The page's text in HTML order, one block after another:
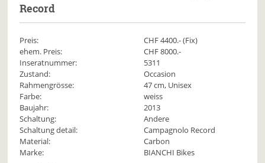
Record
Preis: CHF4400.- (Fix)
ehem. Preis:
CHF 8000.-
Inseratnummer:
5311
Zustand:
Occasion
Rahmengrösse:
47 cm, Unisex
Farbe:
weiss
Baujahr:
2013
Schaltung:
Andere
Schaltung detail:
Campagnolo Record
Material:
Carbon
Marke:
BIANCHI Bikes